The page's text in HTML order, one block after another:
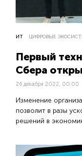
ИТ ЦИФРОВЫЕ
Первый
Сбера
26 декабря 2022, 00:00
Изменение
позволит в разы
решений в